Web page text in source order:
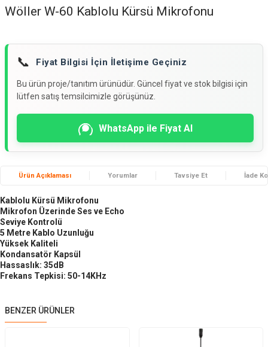
Wöller W-60 Kablolu Kürsü Mikrofonu
📞 Fiyat Bilgisi İçin İletişime Geçiniz
Bu ürün proje/tanıtım ürünüdür. Güncel fiyat ve stok bilgisi için
lütfen satış temsilcimizle görüşünüz.
WhatsApp ile Fiyat Al
Ürün Açıklaması Yorumlar Tavsiye Et İade
Kablolu Kürsü Mikrofonu
Mikrofon Üzerinde Ses ve Echo
Seviye Kontrolü
5 Metre Kablo Uzunluğu
Yüksek Kaliteli
Kondansatör Kapsül
Hassaslık: 35dB
Frekans Tepkisi: 50-14KHz
BENZER ÜRÜNLER